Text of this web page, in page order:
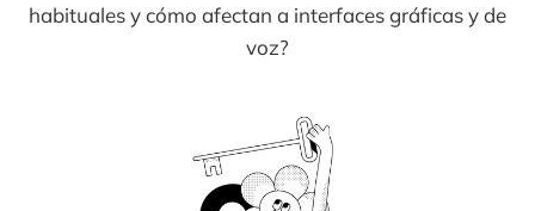
habituales y cómo afectan a interfaces gráficas y de
voz?